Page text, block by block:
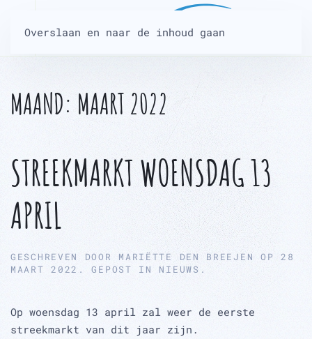
Overslaan en naar de inhoud gaan
MAAND: MAART 2022
STREEKMARKT WOENSDAG 13
APRIL
GESCHREVEN DOOR MARIËTTE DEN BREEJEN OP28
MAART 2022 . GEPOST IN NIEUWS .
Op woensdag 13 april zal weer de eerste
streekmarkt van dit jaar zijn.